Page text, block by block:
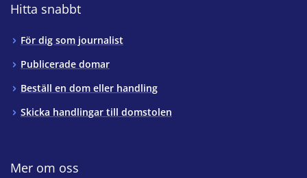
Hitta snabbt
För dig som journalist
Publicerade domar
Beställ en dom eller handling
Skicka handlingar till domstolen
Mer om oss